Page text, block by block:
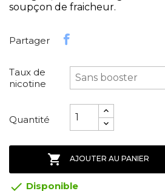
soupçon de fraicheur.
Partager
Taux de
nicotine
Quantité
 AJOUTER AU PANIER
 Disponible